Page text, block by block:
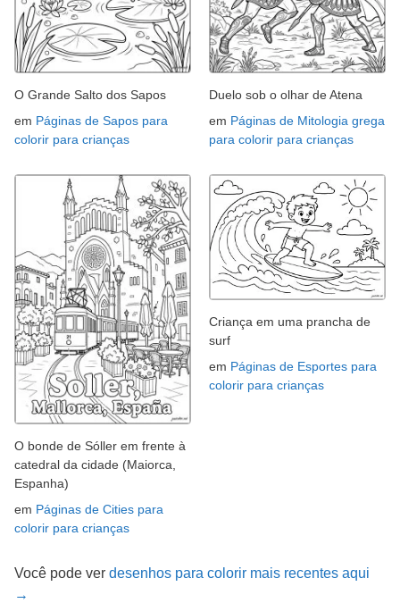
O Grande Salto dos Sapos
em Páginas de Sapos para
colorir para crianças
Duelo sob o olhar de Atena
em Páginas de Mitologia grega
para colorir para crianças
O bonde de Sóller em frente à
catedral da cidade (Maiorca,
Espanha)
em Páginas de Cities para
colorir para crianças
Criança em uma prancha de
surf
em Páginas de Esportes para
colorir para crianças
Você pode ver desenhos para colorir mais recentes aqui
→